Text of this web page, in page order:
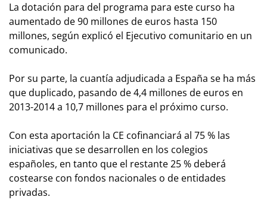
La dotación para del programa para este curso ha
aumentado de 90 millones de euros hasta 150
millones, según explicó el Ejecutivo comunitario en un
comunicado.
Por su parte, la cuantía adjudicada a España se ha más
que duplicado, pasando de 4,4 millones de euros en
2013-2014 a 10,7 millones para el próximo curso.
Con esta aportación la CE cofinanciará al 75 % las
iniciativas que se desarrollen en los colegios
españoles, en tanto que el restante 25 % deberá
costearse con fondos nacionales o de entidades
privadas.